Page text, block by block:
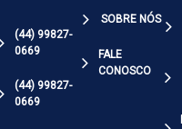
(44) 99827-
0669
(44) 99827-
0669
SOBRE NÓS
FALE
CONOSCO